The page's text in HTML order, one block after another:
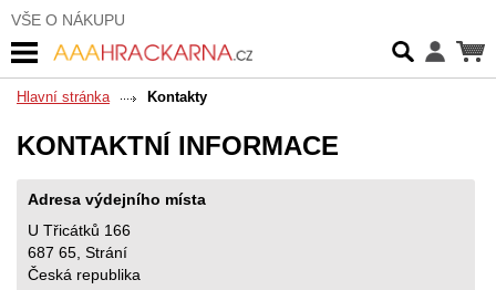
VŠE O NÁKUPU
Hlavní stránka Kontakty
KONTAKTNÍ INFORMACE
Adresa výdejního místa
U Třicátků 166
687 65, Strání
Česká republika